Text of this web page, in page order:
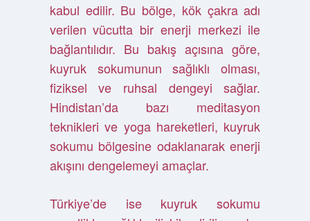
kabul edilir. Bu bölge, kök çakra adı
verilen vücutta bir enerji merkezi ile
bağlantılıdır. Bu bakış açısına göre,
kuyruk sokumunun sağlıklı olması,
fiziksel ve ruhsal dengeyi sağlar.
Hindistan’da bazı meditasyon
teknikleri ve yoga hareketleri, kuyruk
sokumu bölgesine odaklanarak enerji
akışını dengelemeyi amaçlar.
Türkiye’de ise kuyruk sokumu